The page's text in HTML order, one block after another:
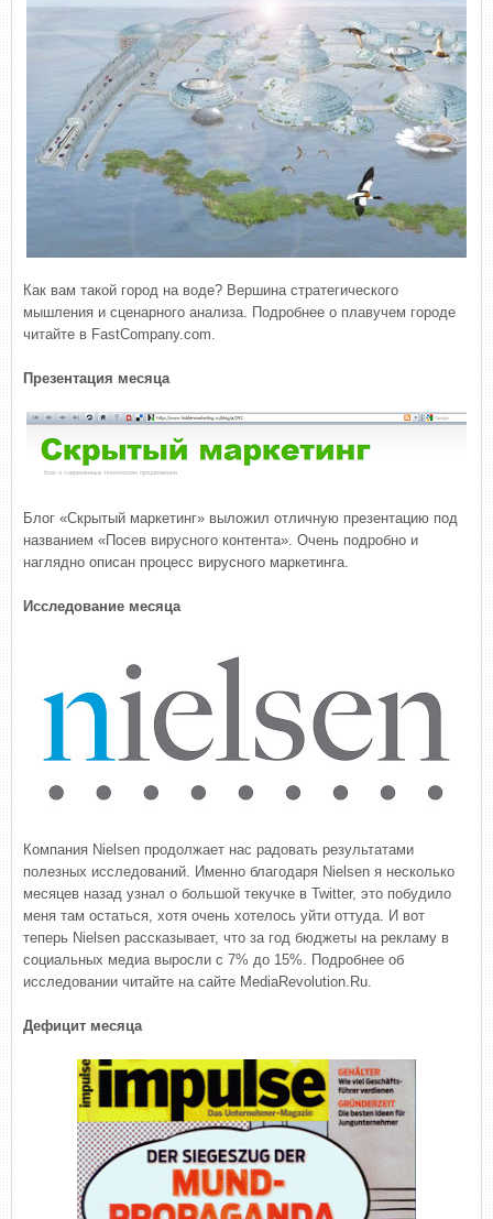
Как вам такой город на воде? Вершина стратегического
мышления и сценарного анализа. Подробнее о плавучем городе
читайте в FastCompany.com.
Презентация месяца
Блог «Скрытый маркетинг» выложил отличную презентацию под
названием «Посев вирусного контента». Очень подробно и
наглядно описан процесс вирусного маркетинга.
Исследование месяца
Компания Nielsen продолжает нас радовать результатами
полезных исследований. Именно благодаря Nielsen я несколько
месяцев назад узнал о большой текучке в Twitter, это побудило
меня там остаться, хотя очень хотелось уйти оттуда. И вот
теперь Nielsen рассказывает, что за год бюджеты на рекламу в
социальных медиа выросли с 7% до 15%. Подробнее об
исследовании читайте на сайте MediaRevolution.Ru.
Дефицит месяца